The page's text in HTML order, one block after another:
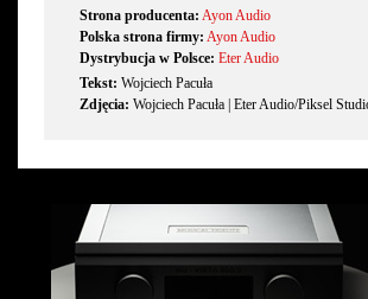
Strona producenta: Ayon Audio
Polska strona firmy: Ayon Audio
Dystrybucja w Polsce: Eter Audio
Tekst: Wojciech Pacuła
Zdjęcia: Wojciech Pacuła | Eter Audio/Piksel